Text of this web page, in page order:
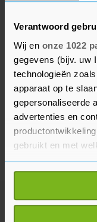
Verantwoord
Wij en onze 1022
gegevens (bijv. uw
technologieën
apparaat op te
gepersonaliseerde
advertenties en
gebruikt en met
Als u het toestaat,
Informatie
locatie, die tot
Uw